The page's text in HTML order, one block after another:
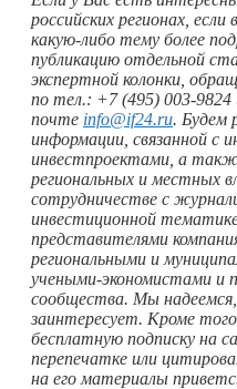
российских регионах,
какую-либо тему более
публикацию отдельной
экспертной колонки,
по тел.: +7 (495) 003-9824
почте info@if24.ru. Будем
информации, связанной с
инвестпроектами, а
региональных и местных
сотрудничестве с
инвестиционной
представителями
региональными и
учеными-экономистами и
сообщества. Мы
заинтересует. Кроме
бесплатную подписку на
перепечатке или
на его материалы